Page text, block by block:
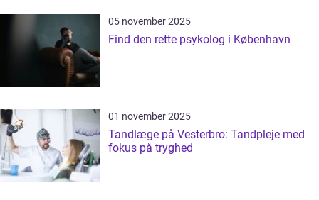
05 november 2025
Find den rette psykolog i København
01 november 2025
Tandlæge på Vesterbro: Tandpleje med
fokus på tryghed